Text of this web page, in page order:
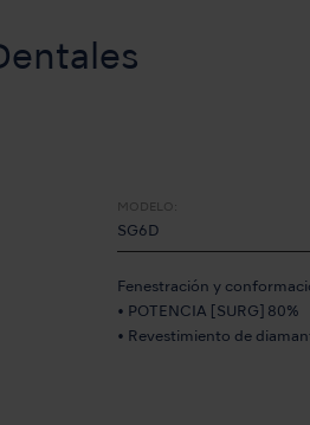
MODELO:
SG6D
Fenestración y
• POTENCIA [SURG] 80%
• Revestimiento de